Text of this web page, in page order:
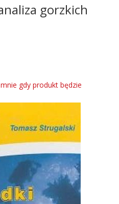
gorzkich
gdy produkt będzie